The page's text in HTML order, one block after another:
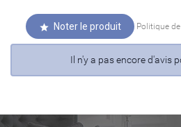
 Noter le produit Politique
Il n'y a pas encore d'avis